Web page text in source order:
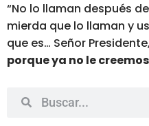
“No lo llaman después de
mierda que lo llaman y
que es… Señor
porque ya no le